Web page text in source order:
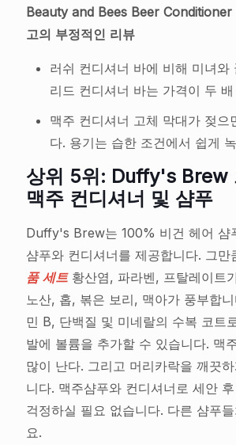
Beauty and Bees Beer Conditioner
고의 부정적인 리뷰
러쉬 컨디셔너 바에 비해 미녀와
리드 컨디셔너 바는 가격이 두
맥주 컨디셔너 고체 막대가 젖으
다. 용기는 습한 조건에서 쉽게
상위 5위: Duffy's Brew
맥주 컨디셔너 및 샴푸
Duffy's Brew는 100% 비건 헤어 샴
샴푸와 컨디셔너를 제공합니다. 그만
품 세트황산염, 파라벤, 프탈레이트
노산, 홉, 볶은 보리, 맥아가 풍부합
민 B, 단백질 및 미네랄의 수복 코트
발에 볼륨을 추가할 수 있습니다. 맥
많이 난다. 그리고 머리카락을 깨끗
니다. 맥주샴푸와 컨디셔너로 세안
걱정하실 필요 없습니다. 다른 샴푸
요.